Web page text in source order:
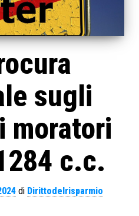
sugli
moratori
c.c.
di Dirittodelrisparmio